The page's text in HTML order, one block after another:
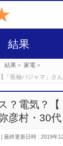
結果
結果 » 家電 »
「長袖パジャマ」さ
？電気？【
彦村・30代
最終更新日時 : 2019年